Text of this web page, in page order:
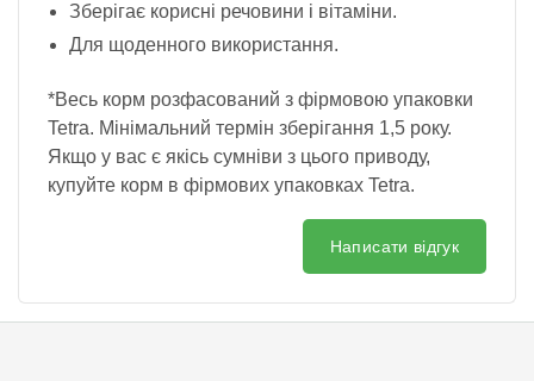
Зберігає корисні речовини і вітаміни.
Для щоденного використання.
*Весь корм розфасований з фірмовою упаковки
Tetra. Мінімальний термін зберігання 1,5 року.
Якщо у вас є якісь сумніви з цього приводу,
купуйте корм в фірмових упаковках Tetra.
Написати відгук